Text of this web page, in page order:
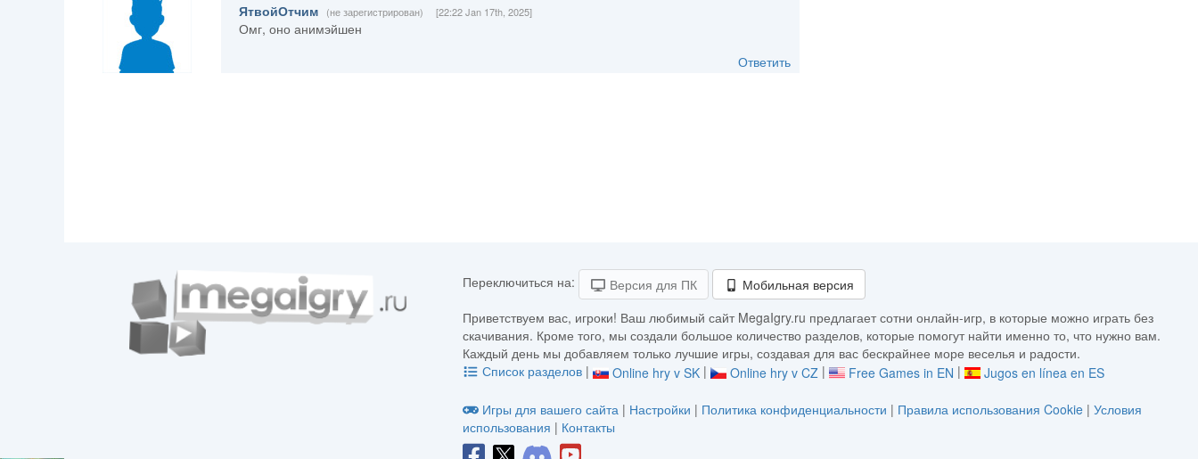
ЯтвойОтчим (не зарегистрирован) [22:22 Jan 17th, 2025]
Омг, оно анимэйшен
Ответить
Переключиться на: Версия для ПК
Мобильная версия
Приветствуем вас, игроки! Ваш любимый сайт MegaIgry.ru предлагает сотни онлайн-игр, в которые можно играть без
скачивания. Кроме того, мы создали большое количество разделов, которые помогут найти именно то, что нужно вам.
Каждый день мы добавляем только лучшие игры, создавая для вас бескрайнее море веселья и радости.
Список разделов | Online hry v SK | Online hry v CZ | Free Games in EN |
Jugos en línea en ES
Игры для вашего сайта | Настройки | Политика конфиденциальности | Правила использования Cookie| Условия
использования | Контакты